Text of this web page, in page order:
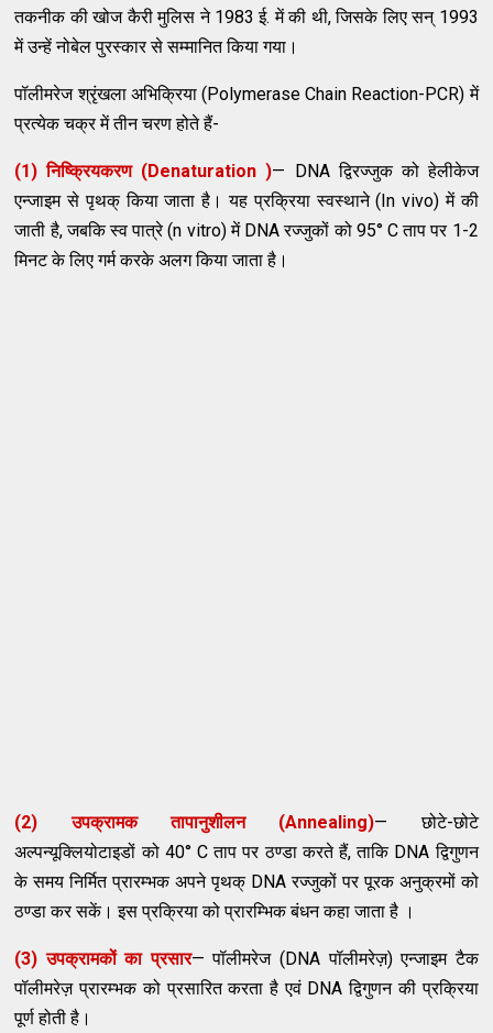
तकनीक की खोज कैरी मुलिस ने 1983 ई. में की थी, जिसके लिए सन् 1993
में उन्हें नोबेल पुरस्कार से सम्मानित किया गया।
पॉलीमरेज श्रृंखला अभिक्रिया (Polymerase Chain Reaction-PCR) में
प्रत्येक चक्र में तीन चरण होते हैं-
(1) निष्क्रियकरण (Denaturation )— DNA द्विरज्जुक को हेलीकेज
एन्जाइम से पृथक् किया जाता है। यह प्रक्रिया स्वस्थाने (In vivo) में की
जाती है, जबकि स्व पात्रे (n vitro) में DNA रज्जुकों को 95° C ताप पर 1-2
मिनट के लिए गर्म करके अलग किया जाता है।
(2) उपक्रामक तापानुशीलन (Annealing)— छोटे-छोटे
अल्पन्यूक्लियोटाइडों को 40° C ताप पर ठण्डा करते हैं, ताकि DNA द्विगुणन
के समय निर्मित प्रारम्भक अपने पृथक् DNA रज्जुकों पर पूरक अनुक्रमों को
ठण्डा कर सकें। इस प्रक्रिया को प्रारम्भिक बंधन कहा जाता है ।
(3) उपक्रामकों का प्रसार— पॉलीमरेज (DNA पॉलीमरेज़) एन्जाइम टैक
पॉलीमरेज़ प्रारम्भक को प्रसारित करता है एवं DNA द्विगुणन की प्रक्रिया
पूर्ण होती है।